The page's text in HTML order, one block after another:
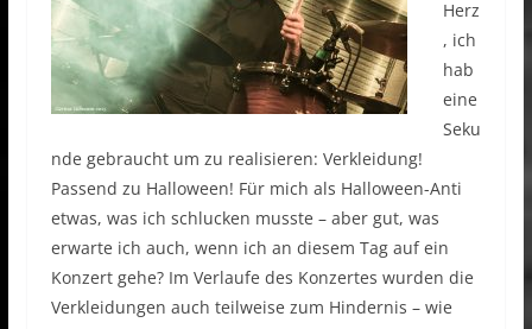
Herz
, ich
hab
eine
Seku
nde gebraucht um zu realisieren: Verkleidung!
Passend zu Halloween! Für mich als Halloween-Anti
etwas, was ich schlucken musste – aber gut, was
erwarte ich auch, wenn ich an diesem Tag auf ein
Konzert gehe? Im Verlaufe des Konzertes wurden die
Verkleidungen auch teilweise zum Hindernis – wie